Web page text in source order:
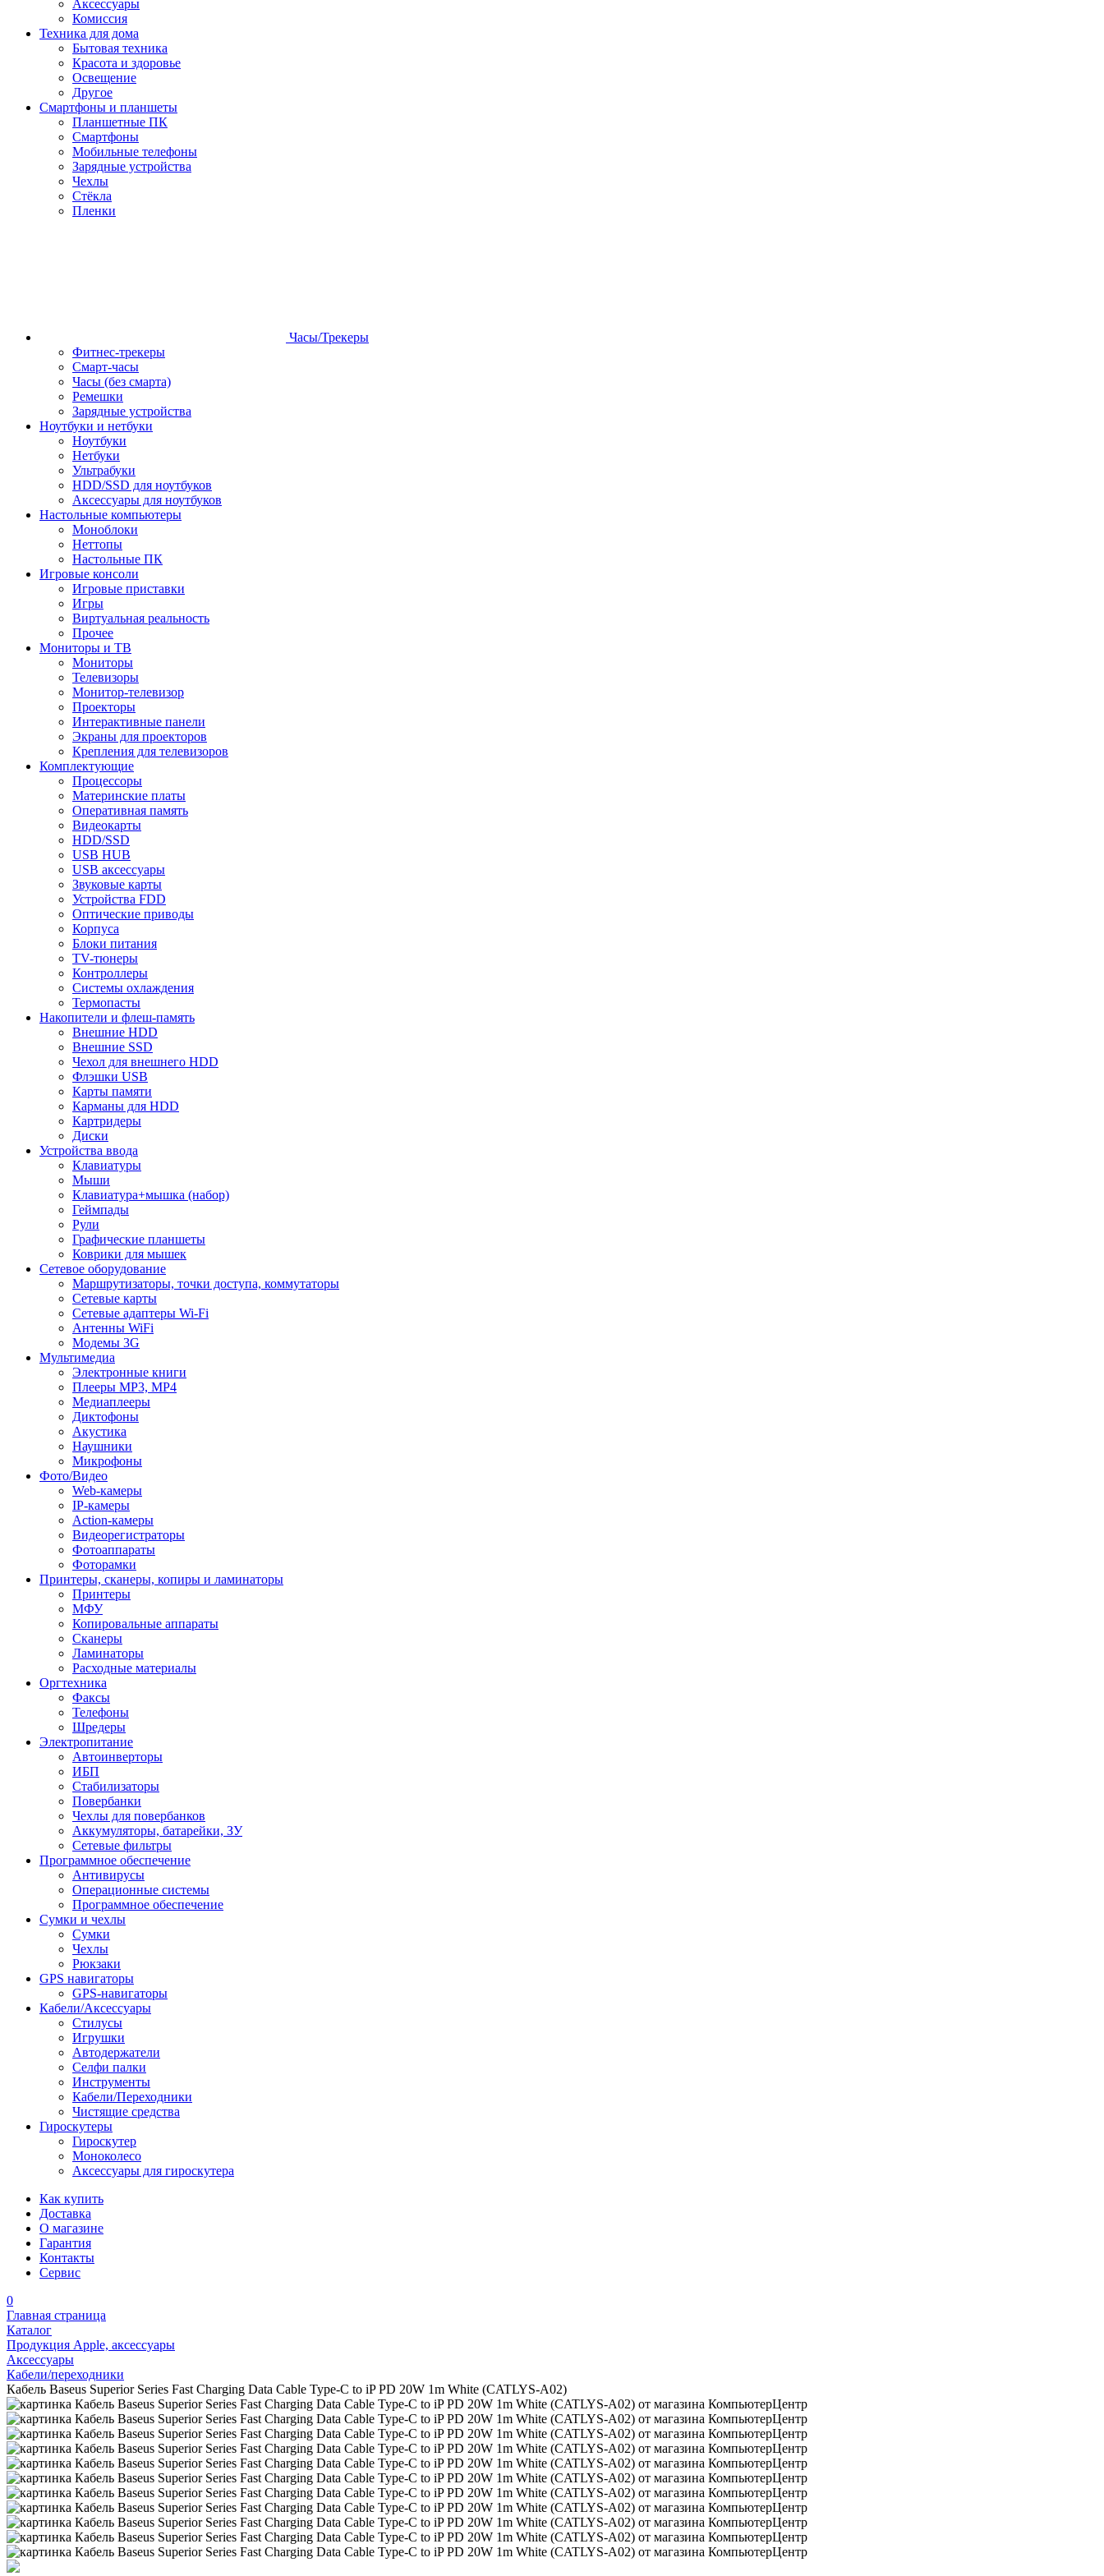
Аксессуары
Комиссия
Техника для дома
Бытовая техника
Красота и здоровье
Освещение
Другое
Смартфоны и планшеты
Планшетные ПК
Смартфоны
Мобильные телефоны
Зарядные устройства
Чехлы
Стёкла
Пленки
Часы/Трекеры
Фитнес-трекеры
Смарт-часы
Часы (без смарта)
Ремешки
Зарядные устройства
Ноутбуки и нетбуки
Ноутбуки
Нетбуки
Ультрабуки
HDD/SSD для ноутбуков
Аксессуары для ноутбуков
Настольные компьютеры
Моноблоки
Неттопы
Настольные ПК
Игровые консоли
Игровые приставки
Игры
Виртуальная реальность
Прочее
Мониторы и ТВ
Мониторы
Телевизоры
Монитор-телевизор
Проекторы
Интерактивные панели
Экраны для проекторов
Крепления для телевизоров
Комплектующие
Процессоры
Материнские платы
Оперативная память
Видеокарты
HDD/SSD
USB HUB
USB аксессуары
Звуковые карты
Устройства FDD
Оптические приводы
Корпуса
Блоки питания
TV-тюнеры
Контроллеры
Системы охлаждения
Термопасты
Накопители и флеш-память
Внешние HDD
Внешние SSD
Чехол для внешнего HDD
Флэшки USB
Карты памяти
Карманы для HDD
Картридеры
Диски
Устройства ввода
Клавиатуры
Мыши
Клавиатура+мышка (набор)
Геймпады
Рули
Графические планшеты
Коврики для мышек
Сетевое оборудование
Маршрутизаторы, точки доступа, коммутаторы
Сетевые карты
Сетевые адаптеры Wi-Fi
Антенны WiFi
Модемы 3G
Мультимедиа
Электронные книги
Плееры MP3, MP4
Медиаплееры
Диктофоны
Акустика
Наушники
Микрофоны
Фото/Видео
Web-камеры
IP-камеры
Action-камеры
Видеорегистраторы
Фотоаппараты
Фоторамки
Принтеры, сканеры, копиры и ламинаторы
Принтеры
МФУ
Копировальные аппараты
Сканеры
Ламинаторы
Расходные материалы
Оргтехника
Факсы
Телефоны
Шредеры
Электропитание
Автоинверторы
ИБП
Стабилизаторы
Повербанки
Чехлы для повербанков
Аккумуляторы, батарейки, ЗУ
Сетевые фильтры
Программное обеспечение
Антивирусы
Операционные системы
Программное обеспечение
Сумки и чехлы
Сумки
Чехлы
Рюкзаки
GPS навигаторы
GPS-навигаторы
Кабели/Аксессуары
Стилусы
Игрушки
Автодержатели
Селфи палки
Инструменты
Кабели/Переходники
Чистящие средства
Гироскутеры
Гироскутер
Моноколесо
Аксессуары для гироскутера
Как купить
Доставка
О магазине
Гарантия
Контакты
Сервис
0
Главная страница
Каталог
Продукция Apple, аксессуары
Аксессуары
Кабели/переходники
Кабель Baseus Superior Series Fast Charging Data Cable Type-C to iP PD 20W 1m White (CATLYS-A02)